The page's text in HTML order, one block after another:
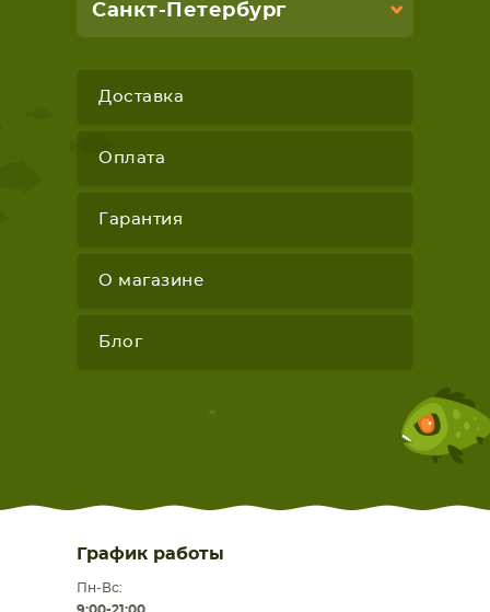
Санкт-Петербург
Доставка
Оплата
Гарантия
О магазине
Блог
График работы
Пн-Вс: